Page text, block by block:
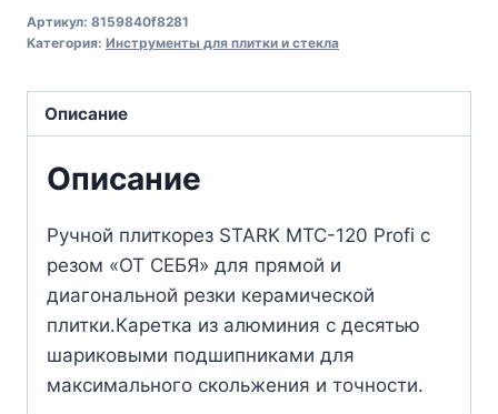
Артикул: 8159840f8281
Категория: Инструменты для плитки и стекла
Описание
Описание
Ручной плиткорез STARK MTC-120 Profi с
резом «ОТ СЕБЯ» для прямой и
диагональной резки керамической
плитки.Каретка из алюминия с десятью
шариковыми подшипниками для
максимального скольжения и точности.